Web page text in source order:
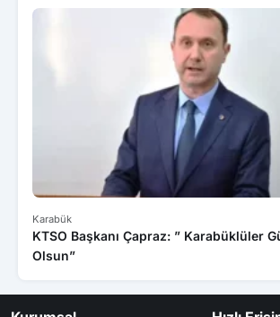
Karabük
KTSO Başkanı Çapraz: ” Karabüklüler
Olsun”